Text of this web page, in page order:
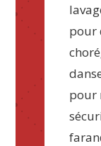
pour
pour